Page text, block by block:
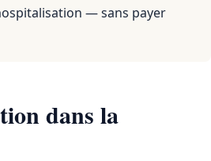
— sans payer
dans la